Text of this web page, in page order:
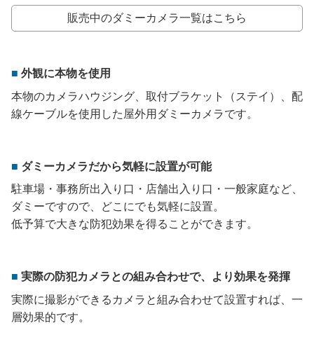
販売中のダミーカメラ一覧はこちら
外観に本物を使用
本物のカメラハウジング、取付ブラケット（ステイ）、配
線ケーブルを使用した屋外用ダミーカメラです。
ダミーカメラだから気軽に設置が可能
駐車場・事務所出入り口・店舗出入り口・一般家庭など、
ダミーですので、どこにでも気軽に設置。
低予算で大きな防犯効果を得ることができます。
実際の防犯カメラとの組み合わせで、より効果を発揮
実際に撮影ができるカメラと組み合わせて設置すれば、一
層効果的です。